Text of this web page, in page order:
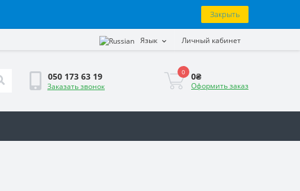
Закрыть
Язык Личный кабинет
050 173 63 19
Заказать звонок
0 0₴
Оформить заказ